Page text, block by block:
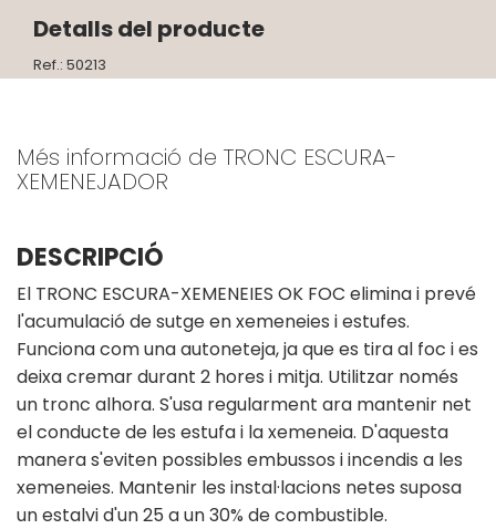
Detalls del producte
Ref.: 50213
Més informació de TRONC ESCURA-
XEMENEJADOR
DESCRIPCIÓ
El TRONC ESCURA-XEMENEIES OK FOC elimina i prevé
l'acumulació de sutge en xemeneies i estufes.
Funciona com una autoneteja, ja que es tira al foc i es
deixa cremar durant 2 hores i mitja. Utilitzar només
un tronc alhora. S'usa regularment ara mantenir net
el conducte de les estufa i la xemeneia. D'aquesta
manera s'eviten possibles embussos i incendis a les
xemeneies. Mantenir les instal·lacions netes suposa
un estalvi d'un 25 a un 30% de combustible.